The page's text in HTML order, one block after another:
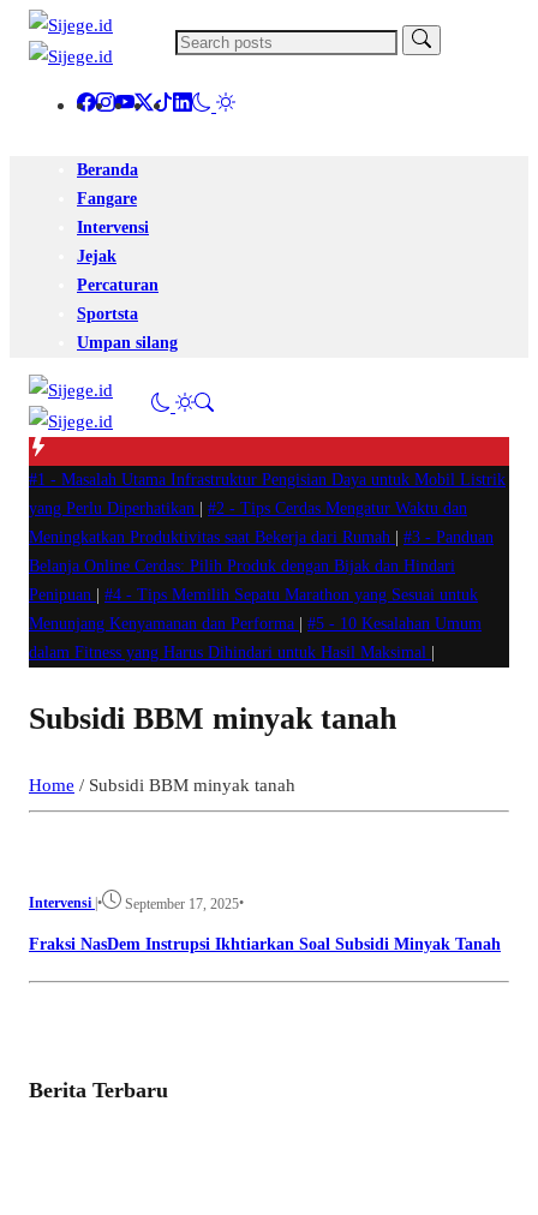
Beranda
Fangare
Intervensi
Jejak
Percaturan
Sportsta
Umpan silang
#1 - Masalah Utama Infrastruktur Pengisian Daya untuk Mobil Listrik
yang Perlu Diperhatikan
#2 - Tips Cerdas Mengatur Waktu dan
Meningkatkan Produktivitas saat Bekerja dari Rumah
#3 - Panduan
Belanja Online Cerdas: Pilih Produk dengan Bijak dan Hindari
Penipuan
#4 - Tips Memilih Sepatu Marathon yang Sesuai untuk
Menunjang Kenyamanan dan Performa
#5 - 10 Kesalahan Umum
dalam Fitness yang Harus Dihindari untuk Hasil Maksimal
Subsidi BBM minyak tanah
Home / Subsidi BBM minyak tanah
Intervensi |• September 17, 2025•
Fraksi NasDem Instrupsi Ikhtiarkan Soal Subsidi Minyak Tanah
Berita Terbaru